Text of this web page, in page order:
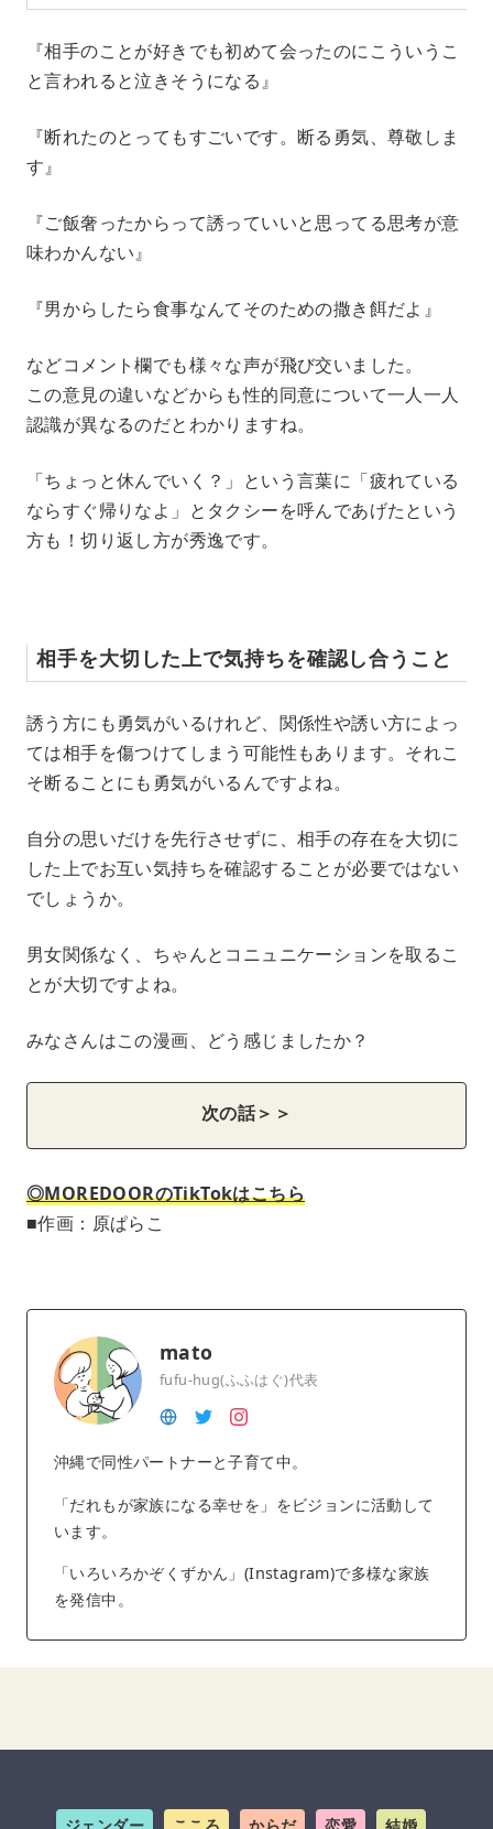
『相手のことが好きでも初めて会ったのにこういうこ
と言われると泣きそうになる』
『断れたのとってもすごいです。断る勇気、尊敬しま
す』
『ご飯奢ったからって誘っていいと思ってる思考が意
味わかんない』
『男からしたら食事なんてそのための撒き餌だよ』
などコメント欄でも様々な声が飛び交いました。
この意見の違いなどからも性的同意について一人一人
認識が異なるのだとわかりますね。
「ちょっと休んでいく？」という言葉に「疲れている
ならすぐ帰りなよ」とタクシーを呼んであげたという
方も！切り返し方が秀逸です。
相手を大切した上で気持ちを確認し合うこと
誘う方にも勇気がいるけれど、関係性や誘い方によっ
ては相手を傷つけてしまう可能性もあります。それこ
そ断ることにも勇気がいるんですよね。
自分の思いだけを先行させずに、相手の存在を大切に
した上でお互い気持ちを確認することが必要ではない
でしょうか。
男女関係なく、ちゃんとコニュニケーションを取るこ
とが大切ですよね。
みなさんはこの漫画、どう感じましたか？
次の話＞＞
◎MOREDOORのTikTokはこちら
■作画：原ぱらこ
mato
fufu-hug(ふふはぐ)代表
沖縄で同性パートナーと子育て中。
「だれもが家族になる幸せを」をビジョンに活動して
います。
「いろいろかぞくずかん」(Instagram)で多様な家族
を発信中。